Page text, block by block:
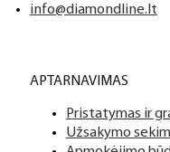
Platus prekių
Turime daugiau nei
PDF katalogas
info@diamondline.lt
APTARNAVIMAS
Pristatymas ir
Užsakymo